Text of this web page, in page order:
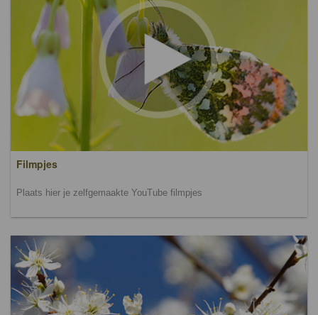
Filmpjes
Plaats hier je zelfgemaakte YouTube filmpjes